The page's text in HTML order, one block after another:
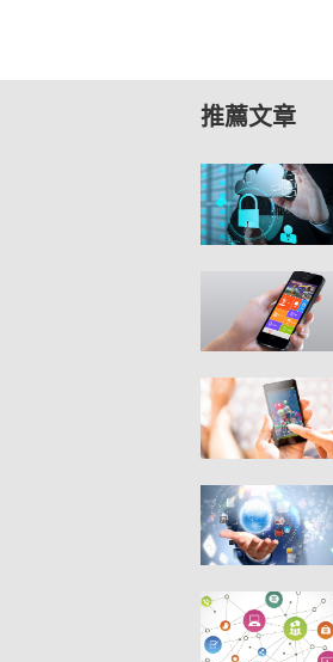
推薦文章